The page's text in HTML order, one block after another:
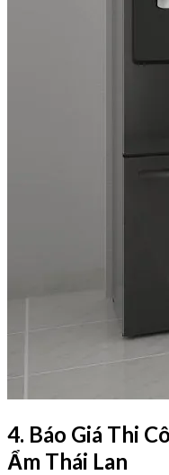
4. Báo Giá Thi
Ẩm Thái Lan